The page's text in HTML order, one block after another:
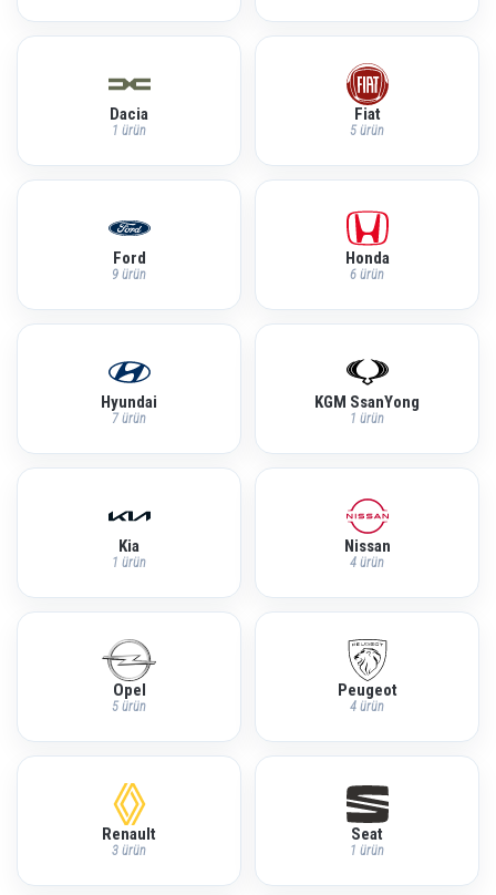
Dacia
1 ürün
Fiat
5 ürün
Ford
9 ürün
Honda
6 ürün
Hyundai
7 ürün
KGM SsanYong
1 ürün
Kia
1 ürün
Nissan
4 ürün
Opel
5 ürün
Peugeot
4 ürün
Renault
3 ürün
Seat
1 ürün